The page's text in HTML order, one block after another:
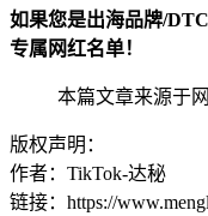
如果您是出海品牌/
专属网红名单！
本篇文章来源于
版权声明：
作者：TikTok-达秘
链接：https://